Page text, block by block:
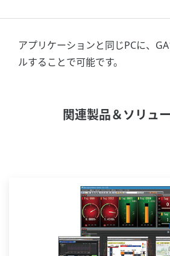
アプリケーションと同じPCに、
ルすることで可能です。
関連製品＆ソリュ